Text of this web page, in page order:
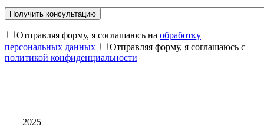
Отправляя форму, я соглашаюсь на обработку
персональных данных
Отправляя форму, я соглашаюсь с
политикой конфиденциальности
2025